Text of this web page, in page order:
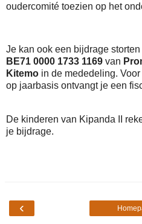
oudercomité toezien op het
Je kan ook een bijdrage
BE71 0000 1733 1169 van
Kitemo in de mededeling.
op jaarbasis ontvangt je een
De kinderen van Kipanda II
je bijdrage.
‹